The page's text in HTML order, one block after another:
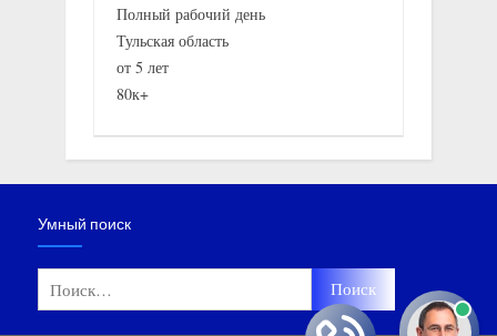
Полный рабочий день
Тульская область
от 5 лет
80к+
Умный поиск